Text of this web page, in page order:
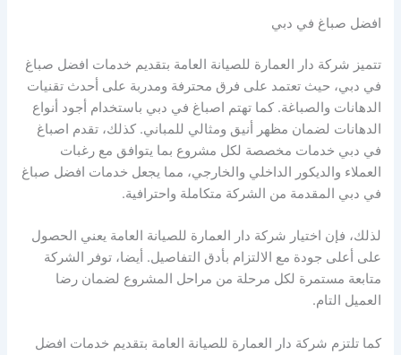
افضل صباغ في دبي
تتميز شركة دار العمارة للصيانة العامة بتقديم خدمات افضل صباغ
في دبي، حيث تعتمد على فرق محترفة ومدربة على أحدث تقنيات
الدهانات والصباغة. كما تهتم اصباغ في دبي باستخدام أجود أنواع
الدهانات لضمان مظهر أنيق ومثالي للمباني. كذلك، تقدم اصباغ
في دبي خدمات مخصصة لكل مشروع بما يتوافق مع رغبات
العملاء والديكور الداخلي والخارجي، مما يجعل خدمات افضل صباغ
في دبي المقدمة من الشركة متكاملة واحترافية.
لذلك، فإن اختيار شركة دار العمارة للصيانة العامة يعني الحصول
على أعلى جودة مع الالتزام بأدق التفاصيل. أيضا، توفر الشركة
متابعة مستمرة لكل مرحلة من مراحل المشروع لضمان رضا
العميل التام.
كما تلتزم شركة دار العمارة للصيانة العامة بتقديم خدمات افضل